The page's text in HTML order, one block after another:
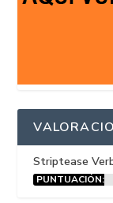
Striptease
PUNTUACIÓN: